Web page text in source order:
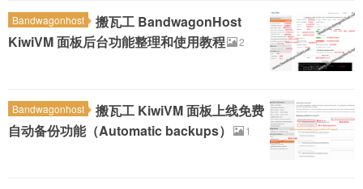
Bandwagonhost
搬瓦工 BandwagonHost
KiwiVM 面板后台功能整理和使用教程
2
Bandwagonhost
搬瓦工 KiwiVM 面板上线免费
自动备份功能（Automatic backups）
1